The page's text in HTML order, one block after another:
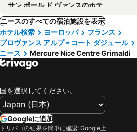
サン ポール ド ヴァンスのホテル
ニースのすべての宿泊施設を表示
ホテル検索
ヨーロッパ
フランス
プロヴァンス アルプ＝コート ダジュール
ニース
Mercure Nice Centre Grimaldi
国を選択してください。
Googleに追加
トリバゴの結果を簡単に確認: Google上